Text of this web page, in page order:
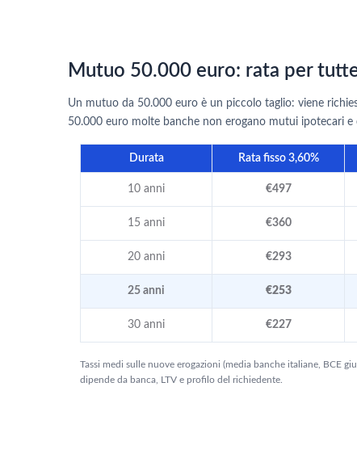
Mutuo 50.000 euro: rata per
Un mutuo da 50.000 euro è un piccolo taglio: viene
50.000 euro molte banche non erogano mutui ipotecari
Durata Rata fisso 3,60%
10 anni €497
15 anni €360
20 anni €293
25 anni €253
30 anni €227
Tassi medi sulle nuove erogazioni (media banche italiane, BCE
dipende da banca, LTV e profilo del richiedente.